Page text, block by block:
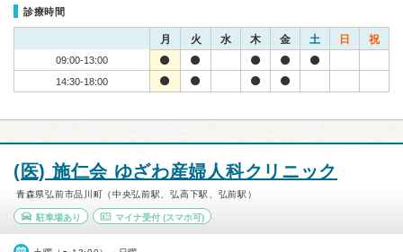
診療時間
月 火 水 木 金 土 日 祝
09:00-13:00
14:30-18:00
(医) 施仁会 ゆざわ産婦人科クリニック
青森県弘前市品川町（中央弘前駅、弘高下駅、弘前駅）
駐車場あり マイナ受付(スマホ可)